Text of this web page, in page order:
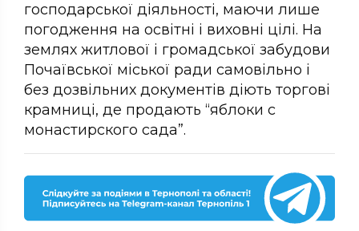
господарської діяльності, маючи лише
погодження на освітні і виховні цілі. На
землях житлової і громадської забудови
Почаївської міської ради самовільно і
без дозвільних документів діють торгові
крамниці, де продають “яблоки с
монастирского сада”.